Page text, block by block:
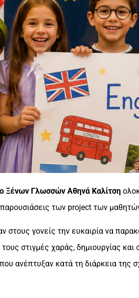
Ξένων Γλωσσών Αθηνά Καλίτση
των project των
στους γονείς την ευκαιρία να
τους στιγμές χαράς, δημιουργίας
ανέπτυξαν κατά τη διάρκεια